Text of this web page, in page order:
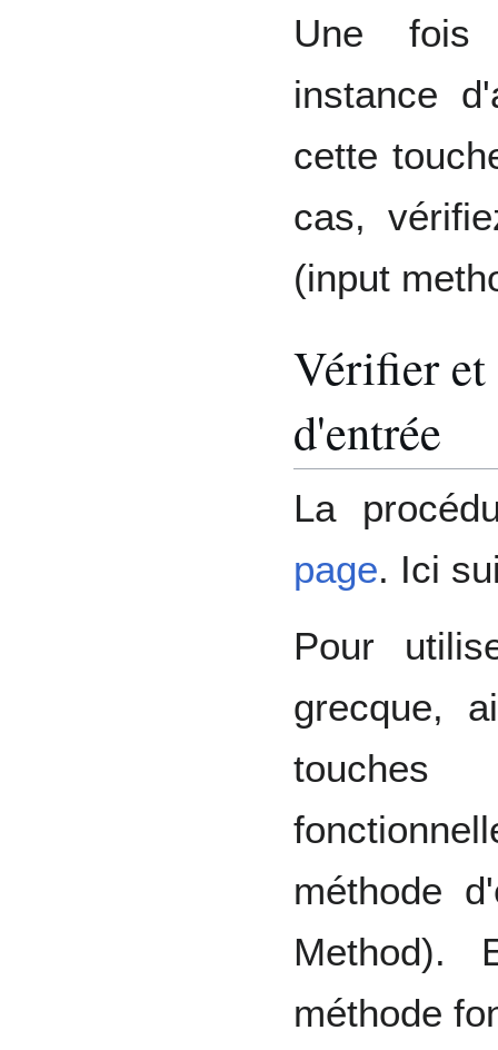
Une fois
instance
cette
cas,
(input
Vérifier et
d'entrée
La
page. Ici
Pour
grecque,
méthode
Method).
méthode